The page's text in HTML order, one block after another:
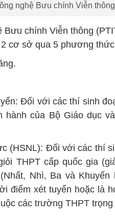
nghệ Bưu chính Viễn
Bưu chính Viễn thông
cơ sở qua 5 phương
Đối với các thí sinh
hành của Bộ Giáo dục
(HSNL): Đối với các thí
THPT cấp quốc gia
Nhì, Ba và
điểm xét tuyển hoặc là
các trường THPT